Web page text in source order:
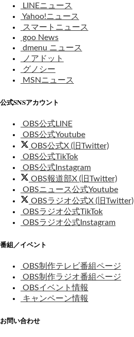
LINEニュース
Yahoo!ニュース
スマートニュース
goo News
dmenu ニュース
ノアドット
グノシー
MSNニュース
公式SNSアカウント
OBS公式LINE
OBS公式Youtube
OBS公式X (旧Twitter)
OBS公式TikTok
OBS公式Instagram
OBS報道部X (旧Twitter)
OBSニュース公式Youtube
OBSラジオ公式X (旧Twitter)
OBSラジオ公式TikTok
OBSラジオ公式Instagram
番組／イベント
OBS制作テレビ番組ページ
OBS制作ラジオ番組ページ
OBSイベント情報
キャンペーン情報
お問い合わせ